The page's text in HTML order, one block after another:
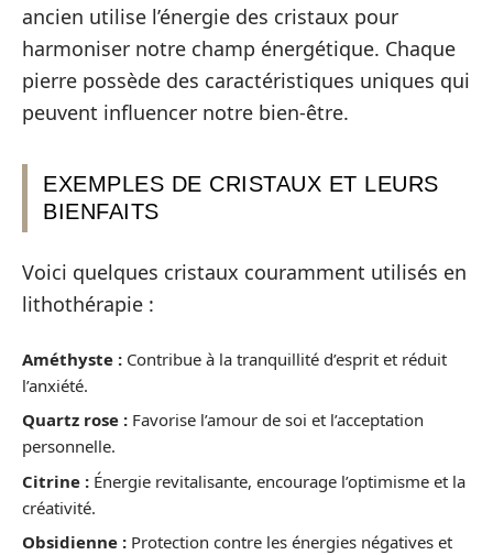
ancien utilise l’énergie des cristaux pour
harmoniser notre champ énergétique. Chaque
pierre possède des caractéristiques uniques qui
peuvent influencer notre bien-être.
EXEMPLES DE CRISTAUX ET LEURS
BIENFAITS
Voici quelques cristaux couramment utilisés en
lithothérapie :
Améthyste : Contribue à la tranquillité d’esprit et réduit
l’anxiété.
Quartz rose : Favorise l’amour de soi et l’acceptation
personnelle.
Citrine : Énergie revitalisante, encourage l’optimisme et la
créativité.
Obsidienne : Protection contre les énergies négatives et